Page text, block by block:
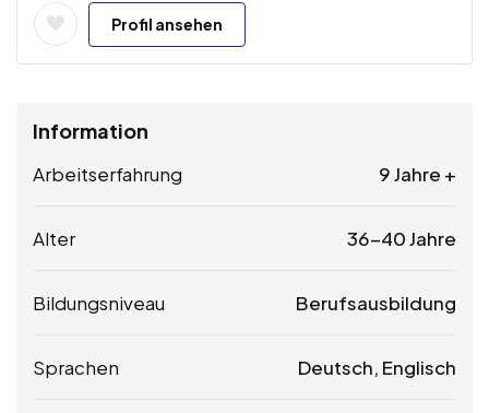
Profil ansehen
Information
Arbeitserfahrung 9 Jahre +
Alter 36-40 Jahre
Bildungsniveau Berufsausbildung
Sprachen Deutsch, Englisch